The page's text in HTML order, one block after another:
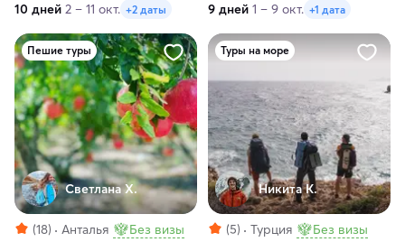
10 дней 2 – 11 окт. +2 даты 9 дней 1 – 9 окт. +1 дата
Пешие туры
Светлана Х.
(18) Анталья Без визы
Туры на море
Никита К.
(5) Турция Без визы